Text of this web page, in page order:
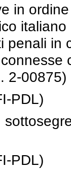
in
penali in
2-00875)
PDL)
PDL)